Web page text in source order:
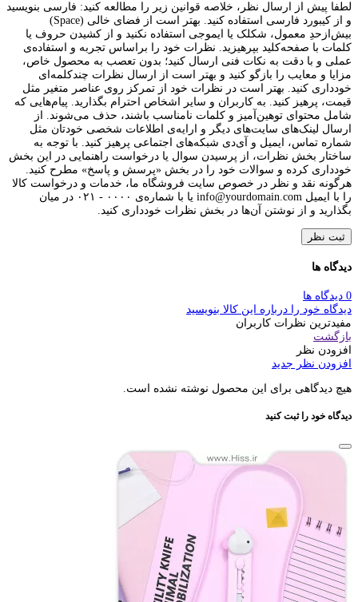
لطفا پیش از ارسال نظر، خلاصه قوانین زیر را مطالعه کنید: فارسی بنویسید
و از کیبورد فارسی استفاده کنید. بهتر است از فضای خالی (Space)
بیش‌از‌حدِ معمول، شکلک یا ایموجی استفاده نکنید و از کشیدن حروف یا
کلمات با صفحه‌کلید بپرهیزید. نظرات خود را براساس تجربه و استفاده‌ی
عملی و با دقت به نکات فنی ارسال کنید؛ بدون تعصب به محصول خاص،
مزایا و معایب را بازگو کنید و بهتر است از ارسال نظرات چندکلمه‌‌ای
خودداری کنید. بهتر است در نظرات خود از تمرکز روی عناصر متغیر مثل
قیمت، پرهیز کنید. به کاربران و سایر اشخاص احترام بگذارید. پیام‌هایی که
شامل محتوای توهین‌آمیز و کلمات نامناسب باشند، حذف می‌شوند. از
ارسال لینک‌های سایت‌های دیگر و ارایه‌ی اطلاعات شخصی خودتان مثل
شماره تماس، ایمیل و آی‌دی شبکه‌های اجتماعی پرهیز کنید. با توجه به
ساختار بخش نظرات، از پرسیدن سوال یا درخواست راهنمایی در این بخش
خودداری کرده و سوالات خود را در بخش «پرسش و پاسخ» مطرح کنید.
هرگونه نقد و نظر در خصوص سایت فروشگاه ما، خدمات و درخواست کالا
را با ایمیل info@yourdomain.com یا با شماره‌ی ۰۰۰۰ - ۰۲۱ در میان
بگذارید و از نوشتن آن‌ها در بخش نظرات خودداری کنید.
ثبت نظر
دیدگاه ها
0 دیدگاه ها
دیدگاه خود را درباره این کالا بنویسید
مفیدترین نظرات کاربران
بازگشت
افزودن نظر
افزودن نظر جدید
هیچ دیدگاهی برای این محصول نوشته نشده است.
دیدگاه خود را ثبت کنید